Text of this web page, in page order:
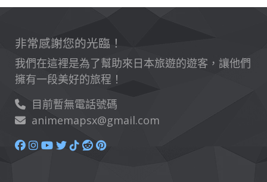
非常感謝您的光臨！
我們在這裡是為了幫助來日本旅遊的遊客，讓他們
擁有一段美好的旅程！
目前暫無電話號碼
animemapsx@gmail.com